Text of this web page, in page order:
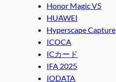
Honor Magic V5
HUAWEI
Hyperscape Capture
ICOCA
ICカード
IFA 2025
IODATA